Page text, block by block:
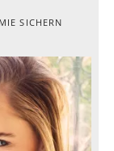
SICHERN